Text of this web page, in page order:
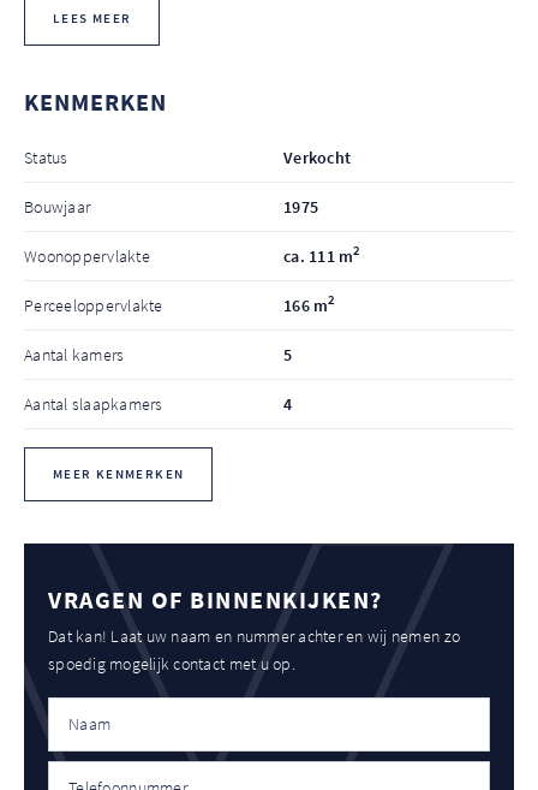
LEES MEER
KENMERKEN
Status Verkocht
Bouwjaar 1975
Woonoppervlakte ca. 111 m2
Perceeloppervlakte 166 m2
Aantal kamers 5
Aantal slaapkamers 4
MEER KENMERKEN
VRAGEN OF BINNENKIJKEN?
Dat kan! Laat uw naam en nummer achter en wij nemen zo
spoedig mogelijk contact met u op.